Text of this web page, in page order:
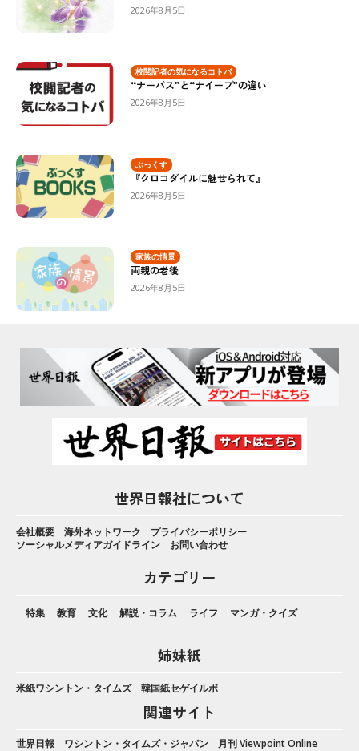
2026年8月5日
校閲記者の気になるコトバ
“ナーバス”と“ナイーブ”の違い
2026年8月5日
ぶっくす
『クロコダイルに魅せられて』
2026年8月5日
家族の情景
両親の老後
2026年8月5日
世界日報社について
会社概要 海外ネットワーク
プライバシーポリシー
ソーシャルメディアガイドライン
お問い合わせ
カテゴリー
特集 教育 文化 解説・コラム ライフ マンガ・クイズ
姉妹紙
米紙ワシントン・タイムズ 韓国紙セゲイルボ
関連サイト
世界日報 ワシントン・タイムズ・ジャパン 月刊 Viewpoint Online